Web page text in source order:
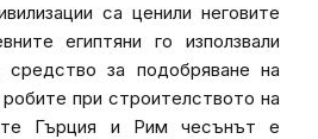
са ценили неговите
египтяни го използвали
за подобряване на
при строителството на
Гърция и Рим чесънът е